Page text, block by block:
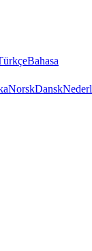
Bahasa
NorskDansk